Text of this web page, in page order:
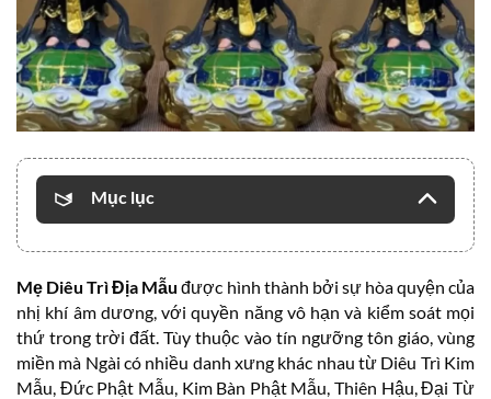
Mục lục
Mẹ Diêu Trì Địa Mẫu được hình thành bởi sự hòa quyện của
nhị khí âm dương, với quyền năng vô hạn và kiểm soát mọi
thứ trong trời đất. Tùy thuộc vào tín ngưỡng tôn giáo, vùng
miền mà Ngài có nhiều danh xưng khác nhau từ Diêu Trì Kim
Mẫu, Đức Phật Mẫu, Kim Bàn Phật Mẫu, Thiên Hậu, Đại Từ